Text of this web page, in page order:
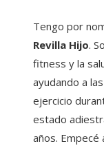
Tengo por
Revilla Hijo.
fitness y la
ayudando a
ejercicio
estado
años. Empecé